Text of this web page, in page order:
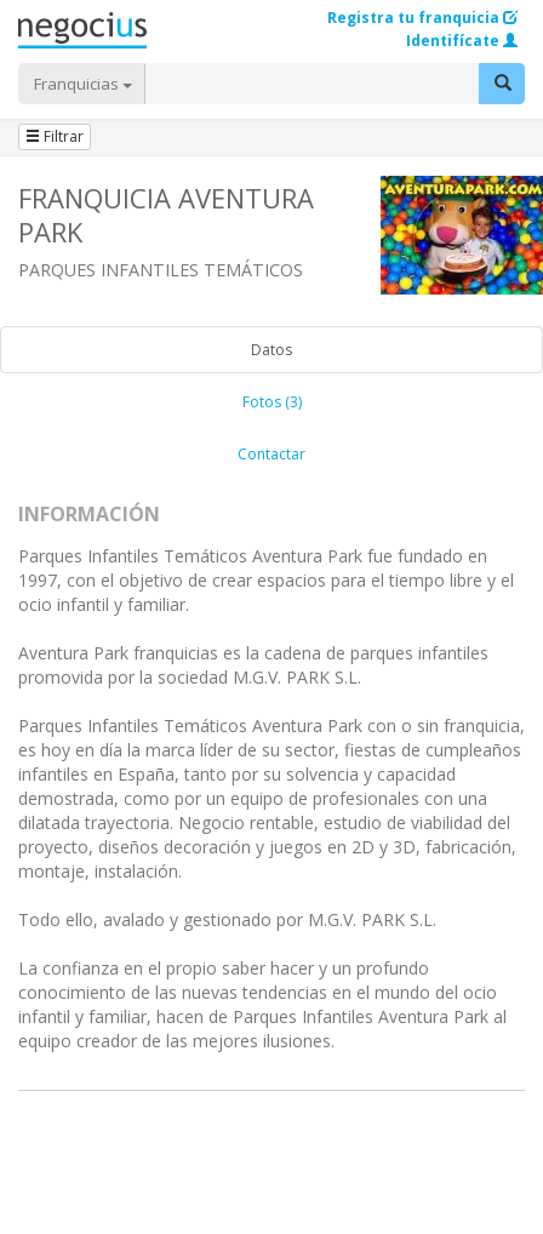
Franquicias
Registra tu franquicia
Identifícate
Filtrar
FRANQUICIA AVENTURA
PARK
PARQUES INFANTILES TEMÁTICOS
Datos
Fotos (3)
Contactar
INFORMACIÓN
Parques Infantiles Temáticos Aventura Park fue fundado en
1997, con el objetivo de crear espacios para el tiempo libre y el
ocio infantil y familiar.
Aventura Park franquicias es la cadena de parques infantiles
promovida por la sociedad M.G.V. PARK S.L.
Parques Infantiles Temáticos Aventura Park con o sin franquicia,
es hoy en día la marca líder de su sector, fiestas de cumpleaños
infantiles en España, tanto por su solvencia y capacidad
demostrada, como por un equipo de profesionales con una
dilatada trayectoria. Negocio rentable, estudio de viabilidad del
proyecto, diseños decoración y juegos en 2D y 3D, fabricación,
montaje, instalación.
Todo ello, avalado y gestionado por M.G.V. PARK S.L.
La confianza en el propio saber hacer y un profundo
conocimiento de las nuevas tendencias en el mundo del ocio
infantil y familiar, hacen de Parques Infantiles Aventura Park al
equipo creador de las mejores ilusiones.